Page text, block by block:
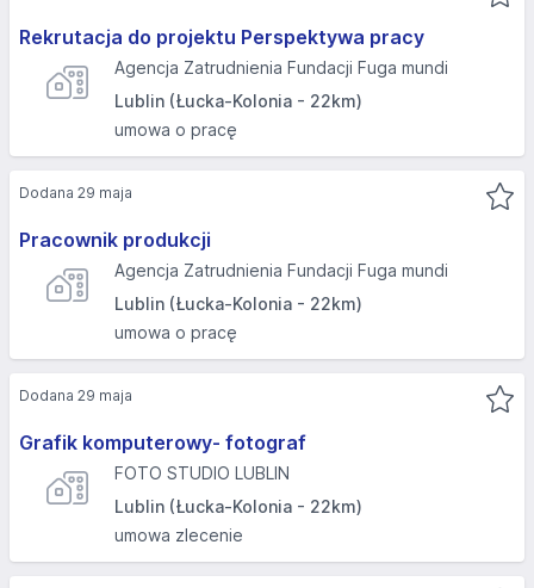
Rekrutacja do projektu Perspektywa pracy
Agencja Zatrudnienia Fundacji Fuga mundi
Lublin (Łucka-Kolonia - 22km)
umowa o pracę
Pracownik produkcji
Agencja Zatrudnienia Fundacji Fuga mundi
Lublin (Łucka-Kolonia - 22km)
umowa o pracę
Dodana 29 maja
Grafik komputerowy- fotograf
FOTO STUDIO LUBLIN
Lublin (Łucka-Kolonia - 22km)
umowa zlecenie
Dodana 29 maja